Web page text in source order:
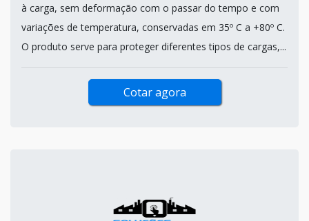
à carga, sem deformação com o passar do tempo e com
variações de temperatura, conservadas em 35º C a +80º C.
O produto serve para proteger diferentes tipos de cargas,...
Cotar agora